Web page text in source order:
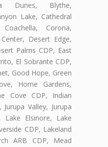
Dunes, Blythe,
Lake, Cathedral
Corona,
Desert Edge,
Palms CDP, East
El Sobrante CDP,
Good Hope, Green
Home Gardens,
Cove CDP, Indian
Valley, Jurupa
Lake Elsinore, Lake
CDP, Lakeland
ARB CDP, Mead